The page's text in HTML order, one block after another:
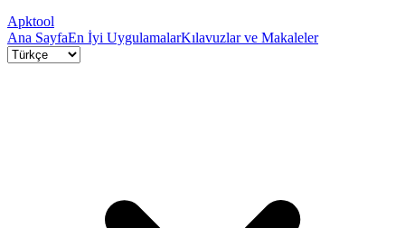
Apktool
Ana SayfaEn İyi UygulamalarKılavuzlar ve Makaleler